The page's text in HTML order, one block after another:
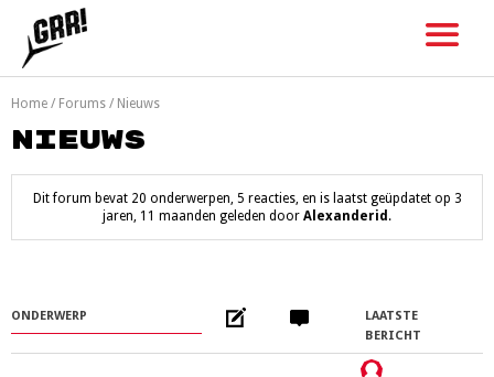
content
Home / Forums / Nieuws
Nieuws
Dit forum bevat 20 onderwerpen, 5 reacties, en is laatst geüpdatet op 3
jaren, 11 maanden geleden door Alexanderid .
ONDERWERP
LAATSTE
BERICHT